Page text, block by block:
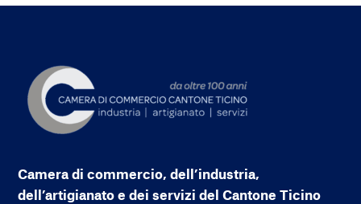
Camera di commercio, dell’industria,
dell’artigianato e dei servizi del Cantone Ticino